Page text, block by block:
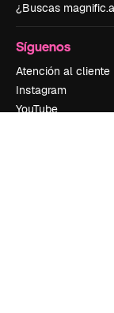
¿Buscas
Síguenos
Atención al cliente
Instagram
YouTube